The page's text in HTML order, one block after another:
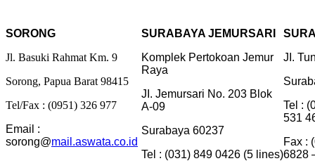
SORONG
Jl. Basuki Rahmat Km. 9
Sorong, Papua Barat 98415
Tel/Fax : (0951) 326 977
Email :
sorong@mail.aswata.co.id
SURABAYA JEMURSARI
Komplek Pertokoan Jemur
Raya
JI. Jemursari No. 203 Blok
A-09
Surabaya 60237
Tel : (031) 849 0426 (5 lines)
JI.
Tel :
531
Fax :
6828